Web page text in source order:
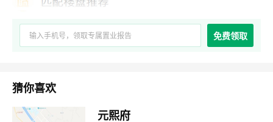
免费领取
猜你喜欢
元熙府